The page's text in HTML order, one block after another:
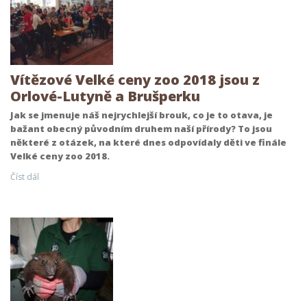
Vítězové Velké ceny zoo 2018 jsou z
Orlové-Lutyně a Brušperku
Jak se jmenuje náš nejrychlejší brouk, co je to otava, je
bažant obecný původním druhem naší přírody? To jsou
některé z otázek, na které dnes odpovídaly děti ve finále
Velké ceny zoo 2018.
Číst dál